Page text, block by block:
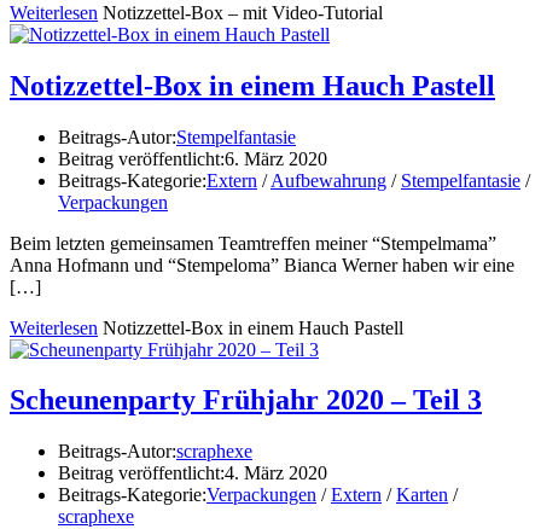
Weiterlesen Notizzettel-Box – mit Video-Tutorial
Notizzettel-Box in einem Hauch Pastell
Beitrags-Autor:Stempelfantasie
Beitrag veröffentlicht:6. März 2020
Beitrags-Kategorie:Extern / Aufbewahrung / Stempelfantasie /
Verpackungen
Beim letzten gemeinsamen Teamtreffen meiner “Stempelmama”
Anna Hofmann und “Stempeloma” Bianca Werner haben wir eine
[…]
Weiterlesen Notizzettel-Box in einem Hauch Pastell
Scheunenparty Frühjahr 2020 – Teil 3
Beitrags-Autor:scraphexe
Beitrag veröffentlicht:4. März 2020
Beitrags-Kategorie:Verpackungen / Extern / Karten /
scraphexe